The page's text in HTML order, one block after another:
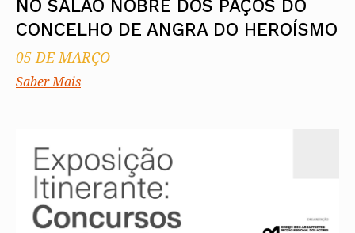
NO SALÃO NOBRE DOS PAÇOS DO
CONCELHO DE ANGRA DO HEROÍSMO
05 DE MARÇO
Saber Mais